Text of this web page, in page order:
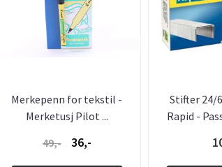
Merkepenn for tekstil -
Merketusj Pilot ...
49,-
36,-
Stifter 24/
Rapid -